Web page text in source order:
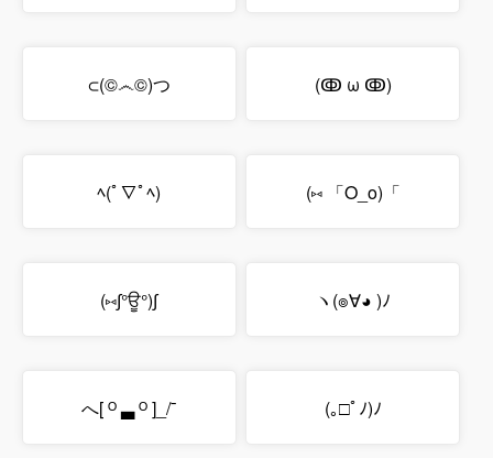
⊂(©෴©)つ ゞ(ↂ ω ↂ)ゞ
ﾍ(ﾟ∇ﾟﾍ) (⑅ 「O_o)「
(⑅∫°ਊ°)∫ ヽ(๏∀◕ )ﾉ
へ[ ᴼ ▃ ᴼ ]_/¯ (｡□ﾟﾉ)ﾉ